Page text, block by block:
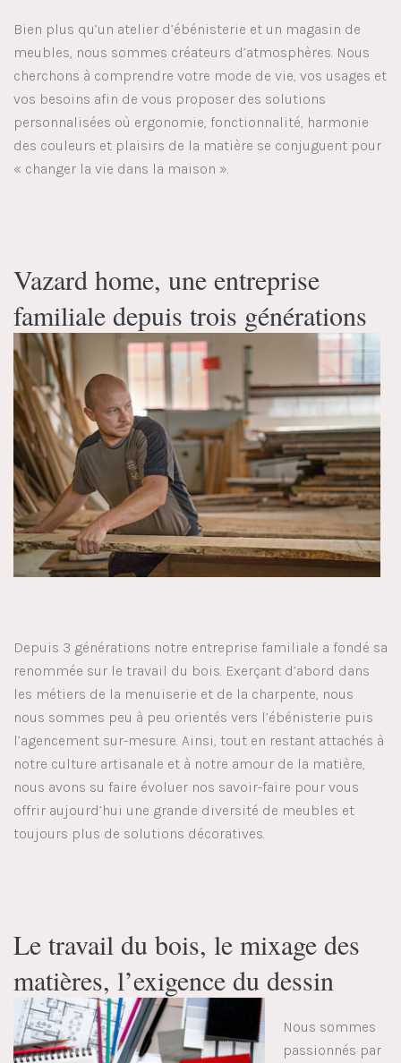
Bien plus qu’un atelier d’ébénisterie et un magasin de
meubles, nous sommes créateurs d’atmosphères. Nous
cherchons à comprendre votre mode de vie, vos usages et
vos besoins afin de vous proposer des solutions
personnalisées où ergonomie, fonctionnalité, harmonie
des couleurs et plaisirs de la matière se conjuguent pour
« changer la vie dans la maison ».
Vazard home, une entreprise
familiale depuis trois générations
Depuis 3 générations notre entreprise familiale a fondé sa
renommée sur le travail du bois. Exerçant d’abord dans
les métiers de la menuiserie et de la charpente, nous
nous sommes peu à peu orientés vers l’ébénisterie puis
l’agencement sur-mesure. Ainsi, tout en restant attachés à
notre culture artisanale et à notre amour de la matière,
nous avons su faire évoluer nos savoir-faire pour vous
offrir aujourd’hui une grande diversité de meubles et
toujours plus de solutions décoratives.
Le travail du bois, le mixage des
matières, l’exigence du dessin
Nous sommes
passionnés par